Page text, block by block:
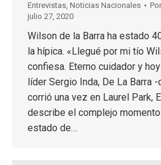
Entrevistas, Noticias Nacionales Por
julio 27, 2020
Wilson de la Barra ha estado
la hípica. «Llegué por mi tío
confiesa. Eterno cuidador y
líder Sergio Inda, De La Barra
corrió una vez en Laurel Park,
describe el complejo
estado de…